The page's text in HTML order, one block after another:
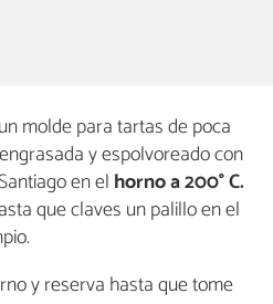
molde para tartas de poca
y espolvoreado con
en el horno a 200° C.
que claves un palillo en el
y reserva hasta que tome